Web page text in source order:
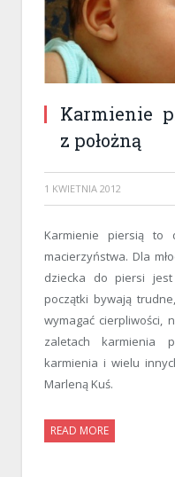
Karmienie
z położną
1 KWIETNIA 2012
Karmienie piersią to
macierzyństwa. Dla
dziecka do piersi
początki bywają
wymagać cierpliwości,
zaletach karmienia
karmienia i wielu
Marleną Kuś.
READ MORE